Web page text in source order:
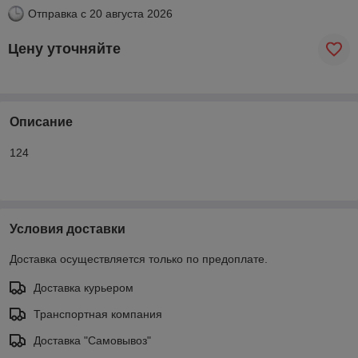
Отправка с 20 августа 2026
Цену уточняйте
Описание
124
Условия доставки
Доставка осуществляется только по предоплате.
Доставка курьером
Транспортная компания
Доставка "Самовывоз"